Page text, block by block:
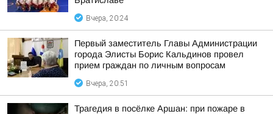
Вчера, 20:24
Первый заместитель Главы Администрации
города Элисты Борис Кальдинов провел
прием граждан по личным вопросам
Вчера, 20:51
Трагедия в посёлке Аршан: при пожаре в